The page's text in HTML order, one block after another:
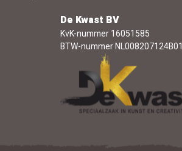
De Kwast BV
KvK-nummer 16051585
BTW-nummer NL008207124B01